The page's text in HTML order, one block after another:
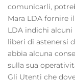
comunicarli,
Mara LDA fornire
LDA indichi
liberi di astenersi
abbia alcuna
sulla sua
Gli Utenti che